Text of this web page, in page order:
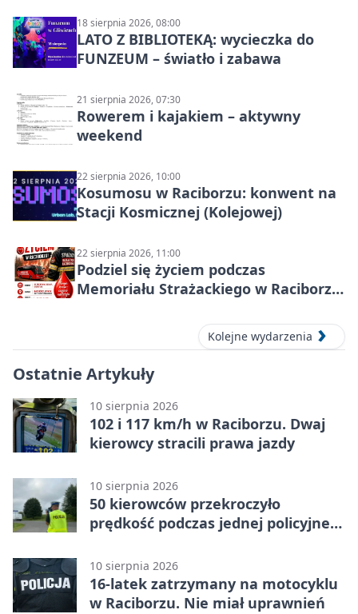
18 sierpnia 2026, 08:00
LATO Z BIBLIOTEKĄ: wycieczka do
FUNZEUM – światło i zabawa
21 sierpnia 2026, 07:30
Rowerem i kajakiem – aktywny
weekend
22 sierpnia 2026, 10:00
Kosumosu w Raciborzu: konwent na
Stacji Kosmicznej (Kolejowej)
22 sierpnia 2026, 11:00
Podziel się życiem podczas
Memoriału Strażackiego w Raciborzu
Kolejne wydarzenia
Ostatnie Artykuły
10 sierpnia 2026
102 i 117 km/h w Raciborzu. Dwaj
kierowcy stracili prawa jazdy
10 sierpnia 2026
50 kierowców przekroczyło
prędkość podczas jednej policyjnej
10 sierpnia 2026
16-latek zatrzymany na motocyklu
w Raciborzu. Nie miał uprawnień